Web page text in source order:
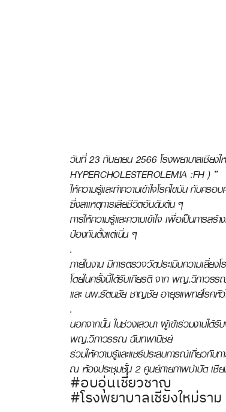
วันที่ 23 กันยายน 2566 โรงพยาบาลเชียง
HYPERCHOLESTEROLEMIA :FH ) ”
ให้ความรู้และทำความเข้าใจโรคไขมัน กับค
ซึ่งสาเหตุการเสียชีวิตอันดับต้น ๆ
การให้ความรู้และความเข้าใจ เพื่อเป็นการส
ป้องกันตั้งแต่เนิ่น ๆ
.
ภายในงาน มีการตรวจวัดประเมินความเสี่ย
โดยในครั้งนี้ได้รับเกียรติ จาก พญ.วิภาวรร
และ นพ.รัตนชัย ชาญชัย อายุรแพทย์โรคหัว
.
นอกจากนั้น ในช่วงเสวนา ผู้เข้าร่วมงาน
พญ.วิภาวรรณ ฉันทพานิชย์
ร่วมให้ความรู้และแชร์ประสบการณ์เกี่ยวกับ
ณ ห้องประชุมชั้น 2 ศูนย์กายภาพบำบัด เชี
#อบอุ่นเชี่ยวชาญ
#โรงพยาบาลเชียงใหม่ราม